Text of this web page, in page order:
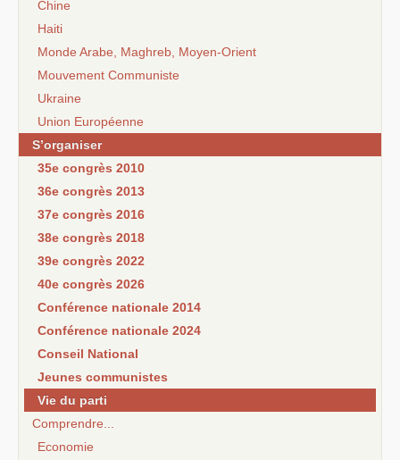
Chine
Haiti
Monde Arabe, Maghreb, Moyen-Orient
Mouvement Communiste
Ukraine
Union Européenne
S’organiser
35e congrès 2010
36e congrès 2013
37e congrès 2016
38e congrès 2018
39e congrès 2022
40e congrès 2026
Conférence nationale 2014
Conférence nationale 2024
Conseil National
Jeunes communistes
Vie du parti
Comprendre...
Economie